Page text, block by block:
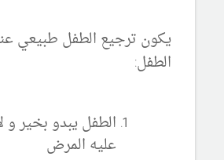
يكون ترجيع الطفل طبيعي
الطفل:
الطفل يبدو بخير و
عليه المرض